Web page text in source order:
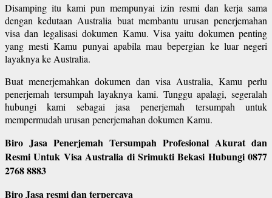
Disamping itu kami pun mempunyai izin resmi dan kerja sama
dengan kedutaan Australia buat membantu urusan penerjemahan
visa dan legalisasi dokumen Kamu. Visa yaitu dokumen penting
yang mesti Kamu punyai apabila mau bepergian ke luar negeri
layaknya ke Australia.
Buat menerjemahkan dokumen dan visa Australia, Kamu perlu
penerjemah tersumpah layaknya kami. Tunggu apalagi, segeralah
hubungi kami sebagai jasa penerjemah tersumpah untuk
mempermudah urusan penerjemahan dokumen Kamu.
Biro Jasa Penerjemah Tersumpah Profesional Akurat dan
Resmi Untuk Visa Australia di Srimukti Bekasi Hubungi 0877
2768 8883
Biro Jasa resmi dan terpercaya